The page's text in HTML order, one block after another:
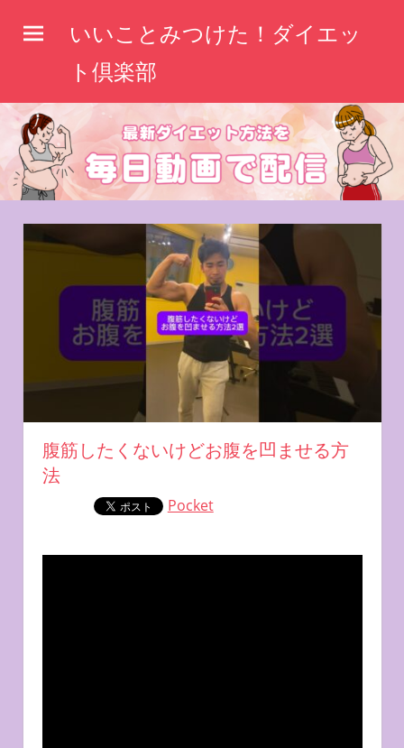
ス
キ
いいことみつけた！ダイエッ
ト倶楽部
腹筋したくないけどお腹を凹ませる方
法
Pocket